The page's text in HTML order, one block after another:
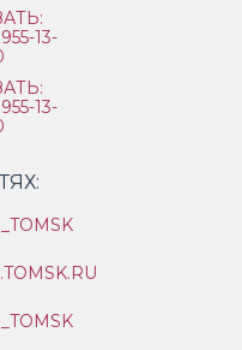
13-
13-